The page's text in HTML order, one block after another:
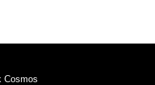
Cosmos